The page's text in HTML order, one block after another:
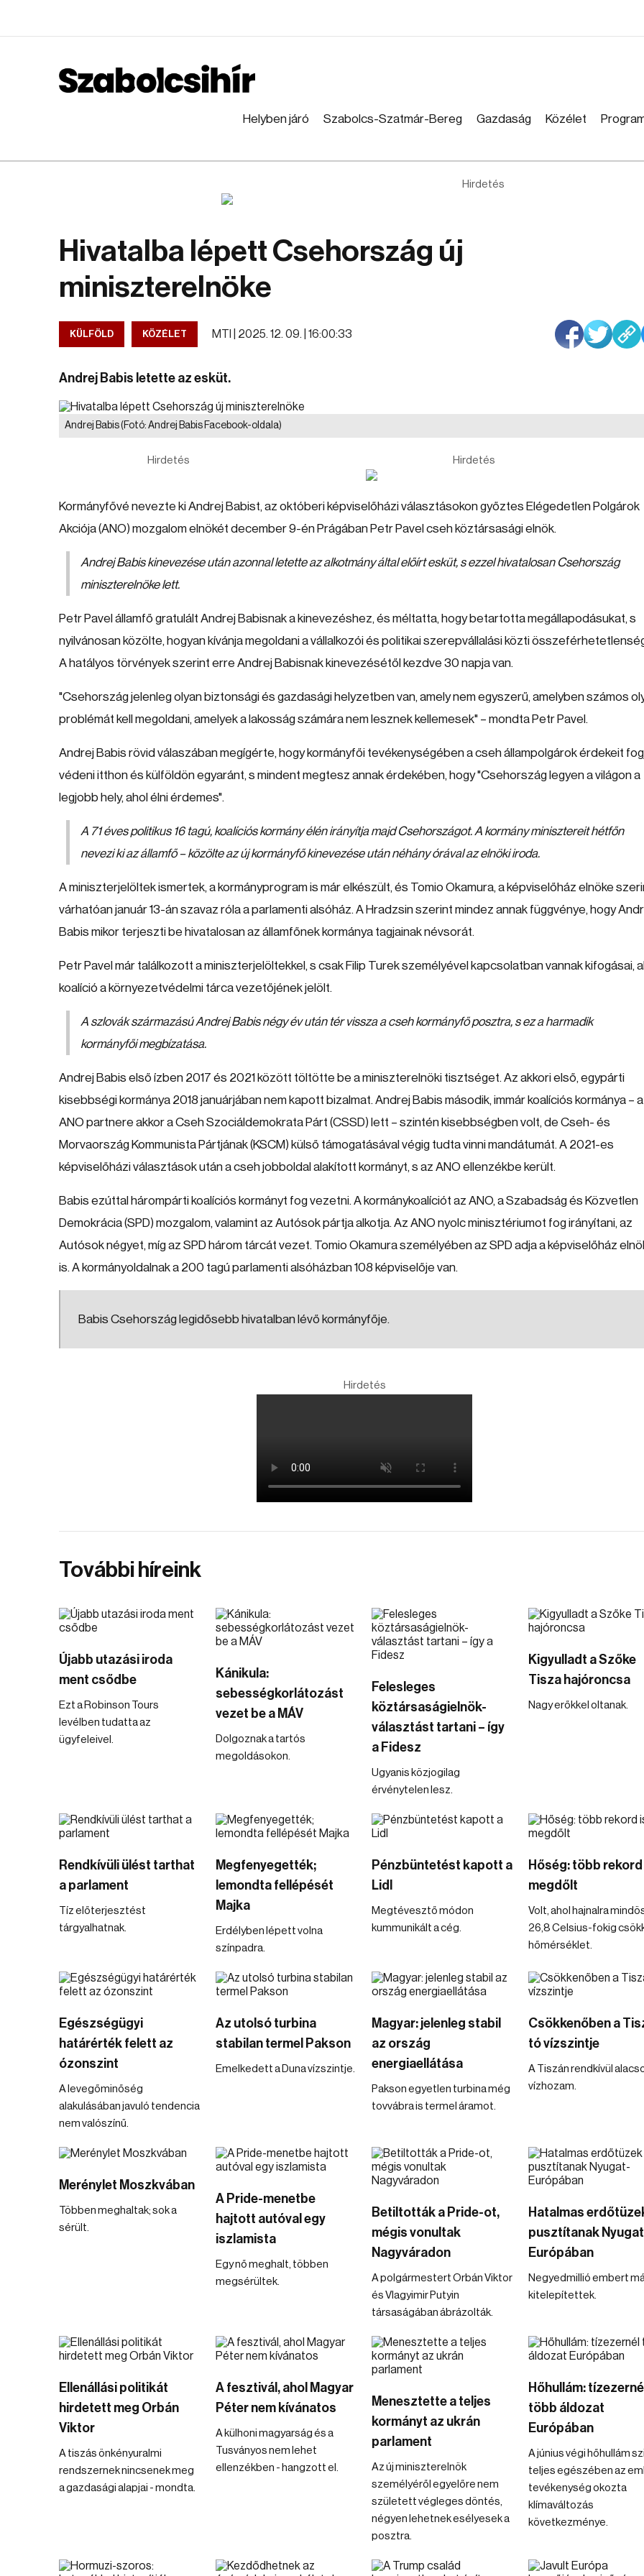
Helyben járó Szabolcs-Szatmár-Bereg Gazdaság Közélet
Hirdetés
Hivatalba lépett Csehország új
miniszterelnöke
KÜLFÖLD KÖZÉLET MTI | 2025. 12. 09. | 16:00:33
Andrej Babis letette az esküt.
Andrej Babis(Fotó: Andrej Babis Facebook-oldala)
Hirdetés Hirdetés
Kormányfővé nevezte ki Andrej Babist, az októberi képviselőházi választásokon győztes Elégedetlen Polgárok
Akciója (ANO) mozgalom elnökét december 9-én Prágában Petr Pavel cseh köztársasági elnök.
Andrej Babis kinevezése után azonnal letette az alkotmány által előírt esküt, s ezzel hivatalosan Csehország
miniszterelnöke lett.
Petr Pavel államfő gratulált Andrej Babisnak a kinevezéshez, és méltatta, hogy betartotta megállapodásukat, s
nyilvánosan közölte, hogyan kívánja megoldani a vállalkozói és politikai szerepvállalási közti
A hatályos törvények szerint erre Andrej Babisnak kinevezésétől kezdve 30 napja van.
"Csehország jelenleg olyan biztonsági és gazdasági helyzetben van, amely nem egyszerű, amelyben számos
problémát kell megoldani, amelyek a lakosság számára nem lesznek kellemesek" – mondta Petr Pavel.
Andrej Babis rövid válaszában megígérte, hogy kormányfői tevékenységében a cseh állampolgárok érdekeit
védeni itthon és külföldön egyaránt, s mindent megtesz annak érdekében, hogy "Csehország legyen a világon a
legjobb hely, ahol élni érdemes".
A 71 éves politikus 16 tagú, koalíciós kormány élén irányítja majd Csehországot. A kormány minisztereit hétfőn
nevezi ki az államfő – közölte az új kormányfő kinevezése után néhány órával az elnöki iroda.
A miniszterjelöltek ismertek, a kormányprogram is már elkészült, és Tomio Okamura, a képviselőház elnöke
várhatóan január 13-án szavaz róla a parlamenti alsóház. A Hradzsin szerint mindez annak függvénye, hogy
Babis mikor terjeszti be hivatalosan az államfőnek kormánya tagjainak névsorát.
Petr Pavel már találkozott a miniszterjelöltekkel, s csak Filip Turek személyével kapcsolatban vannak kifogásai,
koalíció a környezetvédelmi tárca vezetőjének jelölt.
A szlovák származású Andrej Babis négy év után tér vissza a cseh kormányfő posztra, s ez a harmadik
kormányfői megbízatása.
Andrej Babis első ízben 2017 és 2021 között töltötte be a miniszterelnöki tisztséget. Az akkori első, egypárti
kisebbségi kormánya 2018 januárjában nem kapott bizalmat. Andrej Babis második, immár koalíciós kormánya –
ANO partnere akkor a Cseh Szociáldemokrata Párt (CSSD) lett – szintén kisebbségben volt, de Cseh- és
Morvaország Kommunista Pártjának (KSCM) külső támogatásával végig tudta vinni mandátumát. A 2021-es
képviselőházi választások után a cseh jobboldal alakított kormányt, s az ANO ellenzékbe került.
Babis ezúttal hárompárti koalíciós kormányt fog vezetni. A kormánykoalíciót az ANO, a Szabadság és Közvetlen
Demokrácia (SPD) mozgalom, valamint az Autósok pártja alkotja. Az ANO nyolc minisztériumot fog irányítani, az
Autósok négyet, míg az SPD három tárcát vezet. Tomio Okamura személyében az SPD adja a képviselőház
is. A kormányoldalnak a 200 tagú parlamenti alsóházban 108 képviselője van.
Babis Csehország legidősebb hivatalban lévő kormányfője.
Hirdetés
További híreink
Újabb utazási iroda
ment csődbe
Ezt a Robinson Tours
levélben tudatta az
ügyfeleivel.
Kánikula:
sebességkorlátozást
vezet be a MÁV
Dolgoznak a tartós
megoldásokon.
Felesleges
köztársaságielnök-
választást tartani – így
a Fidesz
Ugyanis közjogilag
érvénytelen lesz.
Kigyulladt a Szőke
Tisza hajóroncsa
Nagy erőkkel oltanak.
Rendkívüli ülést tarthat
a parlament
Tíz előterjesztést
tárgyalhatnak.
Megfenyegették;
lemondta fellépését
Majka
Erdélyben lépett volna
színpadra.
Pénzbüntetést kapott a
Lidl
Megtévesztő módon
kummunikált a cég.
Hőség: több rekord
megdőlt
Volt, ahol hajnalra
26,8 Celsius-fokig
hőmérséklet.
Egészségügyi
határérték felett az
ózonszint
A levegőminőség
alakulásában javuló tendencia
nem valószínű.
Az utolsó turbina
stabilan termel Pakson
Emelkedett a Duna vízszintje.
Magyar: jelenleg stabil
az ország
energiaellátása
Pakson egyetlen turbina még
tovvábra is termel áramot.
Csökkenőben a
tó vízszintje
A Tiszán rendkívül
vízhozam.
Merénylet Moszkvában
Többen meghaltak; sok a
sérült.
A Pride-menetbe
hajtott autóval egy
iszlamista
Egy nő meghalt, többen
megsérültek.
Betiltották a Pride-ot,
mégis vonultak
Nagyváradon
A polgármestert Orbán Viktor
és Vlagyimir Putyin
társaságában ábrázolták.
Hatalmas
pusztítanak
Európában
Negyedmillió embert
kitelepítettek.
Ellenállási politikát
hirdetett meg Orbán
Viktor
A tiszás önkényuralmi
rendszernek nincsenek meg
a gazdasági alapjai - mondta.
A fesztivál, ahol Magyar
Péter nem kívánatos
A külhoni magyarság és a
Tusványos nem lehet
ellenzékben - hangzott el.
Menesztette a teljes
kormányt az ukrán
parlament
Az új miniszterelnök
személyéről egyelőre nem
született végleges döntés,
négyen lehetnek esélyesek a
posztra.
Hőhullám: tízezernél
több áldozat
Európában
A június végi hőhullám
teljes egészében az
tevékenység okozta
klímaváltozás
következménye.